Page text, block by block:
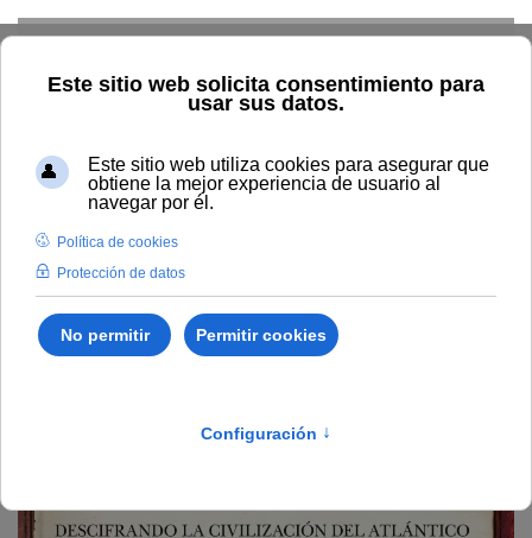
Inicio Vida universitaria
Biblioteca y publicaciones
Publicaciones
Búsqueda por año
La Atlántida : descifrando
la civilización del Atlántico